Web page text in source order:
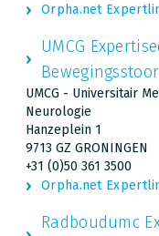
Orpha.net
UMCG
UMCG - Universitair
Neurologie
Hanzeplein 1
9713 GZ GRONINGEN
+31 (0)50 361 3500
Orpha.net
Radboudumc